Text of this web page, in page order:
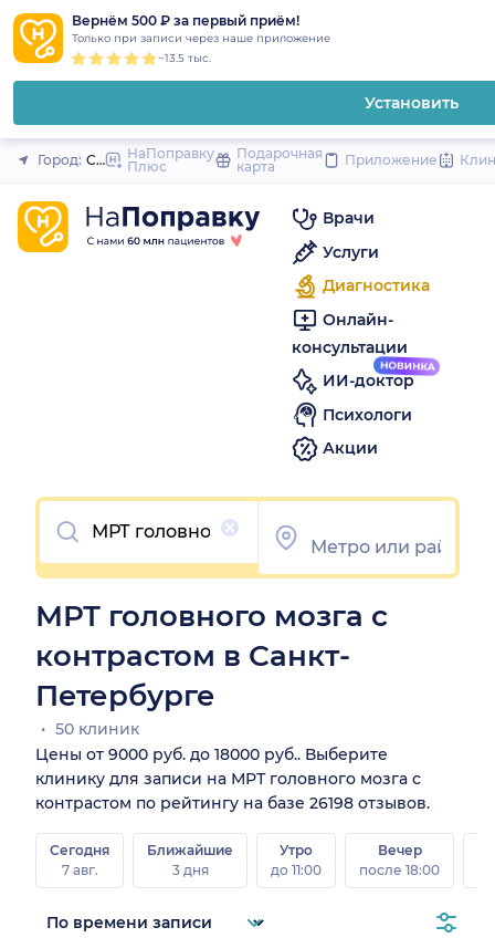
Вернём 500 ₽ за первый приём!
Только при записи через наше приложение
~13.5 тыс.
Установить
Закрыть
Город: Санкт-Петербург
НаПоправку
Плюс
Подарочная
карта
Приложение
Врачи
Услуги
Диагностика
Онлайн-
консультации
ИИ-доктор
Психологи
Акции
Очистить
МРТ головного мозга с
контрастом в Санкт-
Петербурге
50 клиник
Цены от 9000 руб. до 18000 руб.. Выберите
клинику для записи на МРТ головного мозга с
контрастом по рейтингу на базе 26198 отзывов.
Сегодня
7 авг.
Ближайшие
3 дня
Утро
до 11:00
Вечер
после 18:00